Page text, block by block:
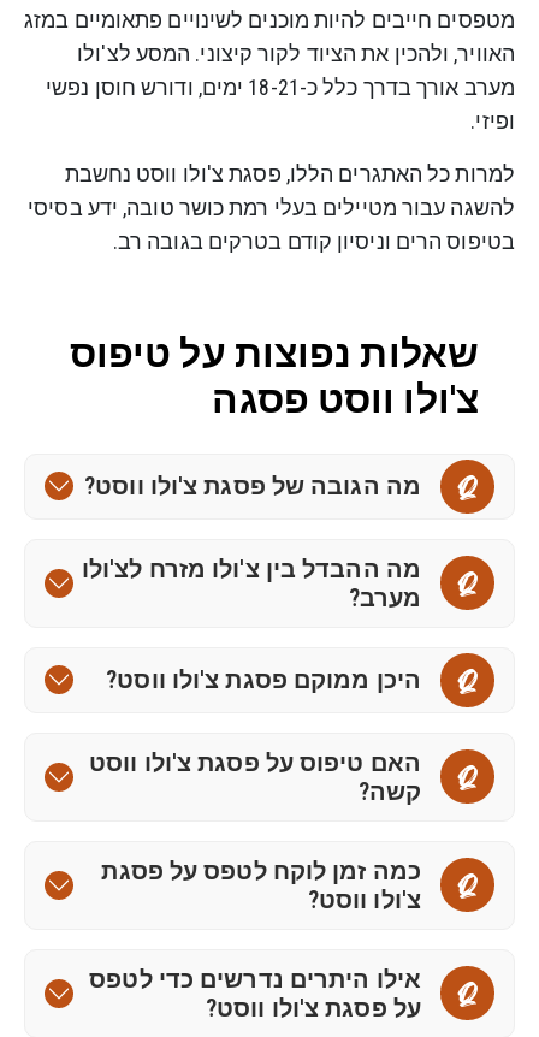
מטפסים חייבים להיות מוכנים לשינויים פתאומיים במזג
האוויר, ולהכין את הציוד לקור קיצוני. המסע לצ'ולו
מערב אורך בדרך כלל כ-18-21 ימים, ודורש חוסן נפשי
ופיזי.
למרות כל האתגרים הללו, פסגת צ'ולו ווסט נחשבת
להשגה עבור מטיילים בעלי רמת כושר טובה, ידע בסיסי
בטיפוס הרים וניסיון קודם בטרקים בגובה רב.
שאלות נפוצות על טיפוס
צ'ולו ווסט פסגה
Q מה הגובה של פסגת צ'ולו ווסט?
Q
מה ההבדל בין צ'ולו מזרח לצ'ולו
מערב?
Q היכן ממוקם פסגת צ'ולו ווסט?
Q
האם טיפוס על פסגת צ'ולו ווסט
קשה?
Q
כמה זמן לוקח לטפס על פסגת
צ'ולו ווסט?
Q
אילו היתרים נדרשים כדי לטפס
על פסגת צ'ולו ווסט?